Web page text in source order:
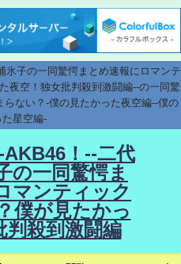
氷子の一同驚愕まとめ速報にロマンテ
夜空！独女批判殺到激闘編--の一同驚
ない？-僕の見たかった夜空編--僕の
た星空編-
！--二代
の一同驚愕ま
マンティック
僕が見たかっ
判殺到激闘編